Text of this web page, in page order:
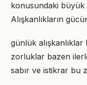
konusundaki büyük
Alışkanlıkların
günlük
zorluklar bazen
sabır ve istikrar bu